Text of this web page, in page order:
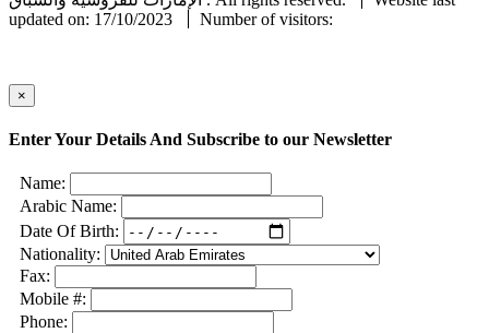
updated on: 17/10/2023
Number of visitors:
×
Enter Your Details And Subscribe to our Newsletter
Name:
Arabic Name:
Date Of Birth:
Nationality:
Fax:
Mobile #:
Phone: